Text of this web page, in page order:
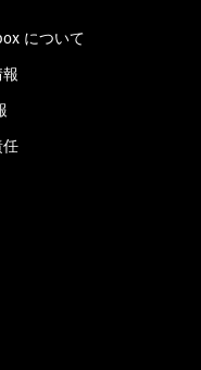
について
任